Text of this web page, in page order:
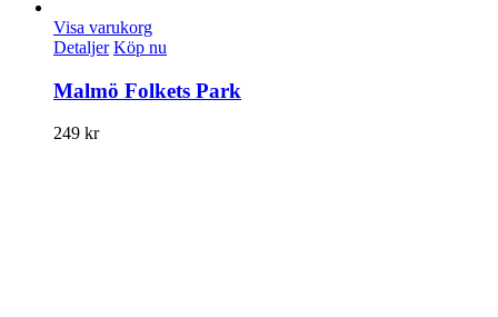
Visa varukorg
Detaljer Köp nu
Malmö Folkets Park
249 kr